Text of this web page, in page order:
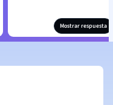
Mostrar respuesta